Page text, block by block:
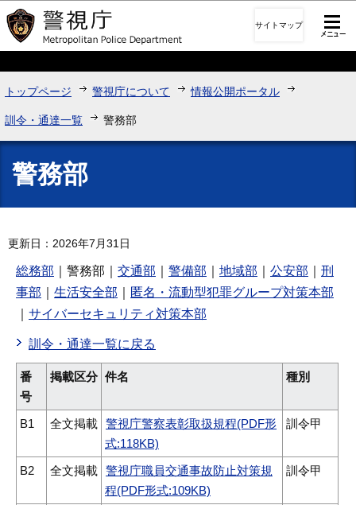
このページの本文へ移動
サイトマップ
トップページ 警視庁について 情報公開ポータル
訓令・通達一覧 警務部
警務部
更新日：2026年7月31日
総務部 ｜警務部｜ 交通部 警備部 地域部 公安部
刑
事部
生活安全部
匿名・流動型犯罪グループ対策本部
サイバーセキュリティ対策本部
訓令・通達一覧に戻る
番
号
掲載区分 件名 種別
B1 全文掲載 警視庁警察表彰取扱規程(PDF形
式:118KB)
訓令甲
B2 全文掲載 警視庁職員交通事故防止対策規
程(PDF形式:109KB)
訓令甲